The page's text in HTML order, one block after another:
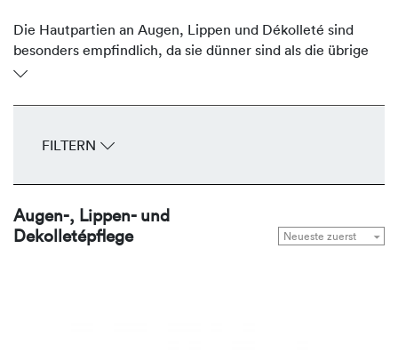
Die Hautpartien an Augen, Lippen und Dékolleté sind
besonders empfindlich, da sie dünner sind als die übrige
Gesichtshaut. Oftmals sind sie aber stark der Sonne
entwickeln frühzeitig Fältchen und Falten. Die
durchfeuchten, glätten und straffen die zarten
FILTERN
Augen-, Lippen- und
Dekolletépflege